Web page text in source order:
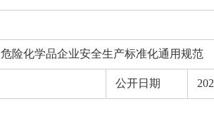
危险化学品企业安全生产标准化通用规范
公开日期